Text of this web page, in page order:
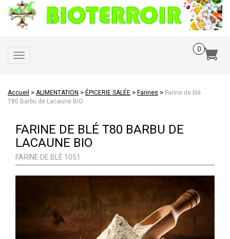
Toggle
navigation
Accueil > ALIMENTATION > ÉPICERIE SALÉE > Farines > Farine de blé
T80 Barbu de Lacaune BIO
FARINE DE BLÉ T80 BARBU DE
LACAUNE BIO
FARINE DE BLÉ 1051